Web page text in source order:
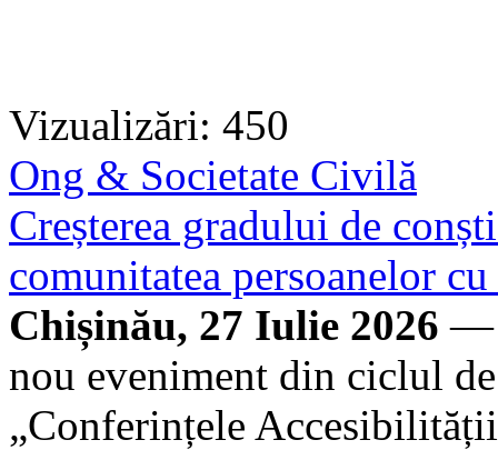
Vizualizări: 450
Ong & Societate Civilă
Creșterea gradului de
comunitatea persoanelor
Chișinău, 27 Iulie 2026 —
nou eveniment din ciclul
„Conferințele